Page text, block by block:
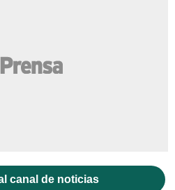
canal de noticias